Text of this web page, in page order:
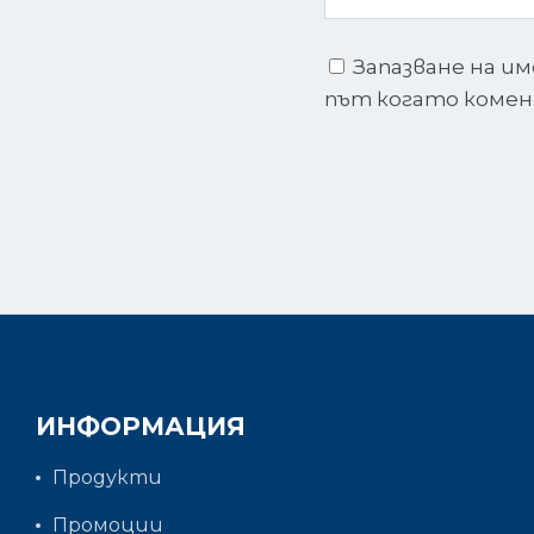
Запазване на
път когато
ИНФОРМАЦИЯ
Продукти
Промоции